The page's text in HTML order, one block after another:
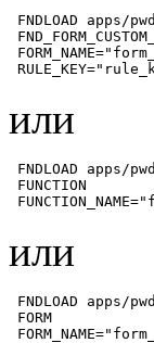
FNDLOAD apps/
или
FNDLOAD apps/
FUNCTION
или
FNDLOAD apps/
FORM